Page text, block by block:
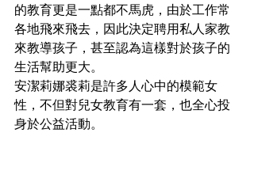
的教育更是一點都不馬虎，由於工作常
各地飛來飛去，因此決定聘用私人家教
來教導孩子，甚至認為這樣對於孩子的
生活幫助更大。
安潔莉娜裘莉是許多人心中的模範女
性，不但對兒女教育有一套，也全心投
身於公益活動。